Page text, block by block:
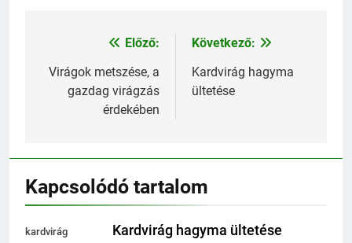
Bejegyzés
navigáció
Előző:
Virágok metszése, a
gazdag virágzás
érdekében
Következő:
Kardvirág hagyma
ültetése
Kapcsolódó tartalom
kardvirág
Kardvirág hagyma ültetése